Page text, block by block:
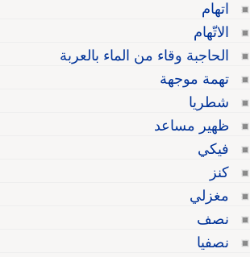
اتهام
الاتّهام
الحاجبة وقاء من الماء بالعربة
تهمة موجهة
شطريا
ظهير مساعد
فيكي
كنز
مغزلي
نصف
نصفيا